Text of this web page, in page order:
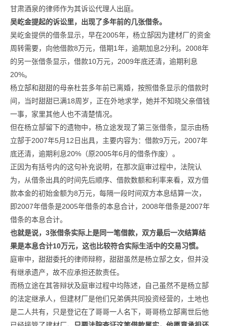
甘肃酒泉的律师作为其诉讼代理人出庭。
吴屹金提起的诉讼里，出现了多年前的几张借条。
吴屹金提供的借条显示，早在2005年，杨立郜因为建材厂的资金
周转需要，向他借款8万元，借期1年，逾期加息2分利。2008年
的另一张借条显示，借款10万元，2009年底还清，逾期利息
20%。
杨立郜和甜甜的母亲杜芸多年前已离婚，按照借条显示的借款时
间，当时甜甜已满18周岁，正在外地求学，她并不知晓父亲借钱
一事，家里其他人也不清楚情况。
但在杨立郜留下的遗物中，杨立途发现了第三张借条，显示由杨
立郜于2007年5月12日出具，主要内容为：借款9万元，2007年
底还清，逾期利息20%（原2005年6月的借条作废）。
正因为有括号内的这句补充说明，在那次庭审过程中，法院认
为，从借条出具的时间先后顺序、借款数额和利率来看，双方借
款本金的初始金额为8万元，每隔一段时间双方本息结算一次，
即2007年借条是2005年借条的本息合计，2008年借条是2007年
借条的本息合计。
也就是说，3张借条实际上是同一笔借款，双方最后一次结算结
果是本息合计10万元，这也比较符合实际生活中的交易习惯。
庭审中，甜甜委托的律师辩称，甜甜虽然是杨立郜之女，但并没
有继承遗产，故不应承担还款责任。
而杨立途在其答辩状及庭审过程中均陈述，自己虽然不是杨立郜
的法定继承人，但建材厂是他们兄弟俩共同投资经营的，土地也
是二人共有，只是登记在了哥哥一人名下，哥哥杨立郜离世后他